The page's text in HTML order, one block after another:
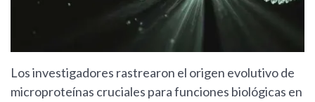
Los investigadores rastrearon el origen evolutivo de
microproteínas cruciales para funciones biológicas en